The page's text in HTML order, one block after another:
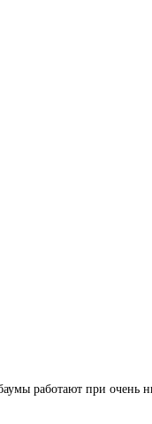
работают при очень